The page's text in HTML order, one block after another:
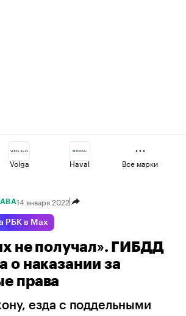
Volga Haval
Lada Geely
Omoda Jaecoo
Все марки
14 января 2022
РБК в Max
не получал». ГИБДД
о наказании за
права
езда с поддельными